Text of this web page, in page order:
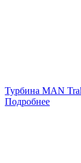
Турбина MAN
Подробнее